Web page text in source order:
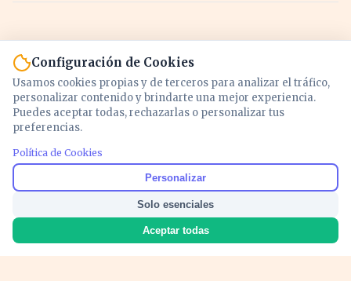
Noticias y análisis de economía, mercados,
inversión y política. Información actualizada
para entender lo que mueve tu dinero y tu
país.
Configuración de Cookies
Usamos cookies propias y de terceros para analizar el tráfico,
personalizar contenido y brindarte una mejor experiencia.
Puedes aceptar todas, rechazarlas o personalizar tus
preferencias.
Política de Cookies
Personalizar
Solo esenciales
Aceptar todas